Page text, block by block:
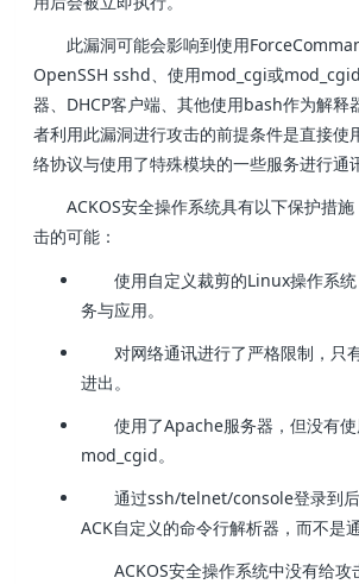
此漏洞可能会影响到使用
OpenSSH sshd、使用mod_cgi或
器、DHCP客户端、其他使用bash作为解释
者利用此漏洞进行攻击的前提条件是直接使
络协议与使用了特殊模块的一些服务进行通
ACKOS安全操作系统具有以下保护措
击的可能：
使用自定义裁剪的Linux操作系
务与应用。
对网络通讯进行了严格限制，只
进出。
使用了Apache服务器，但没有
mod_cgid。
通过ssh/telnet/console登录到
ACK自定义的命令行解析器，而不是
ACKOS安全操作系统中没有给